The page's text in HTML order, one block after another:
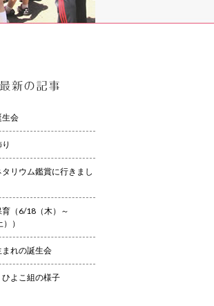
生会
タリウム鑑賞に行きまし
育（6/18（木）～
）
まれの誕生会
よこ組の様子